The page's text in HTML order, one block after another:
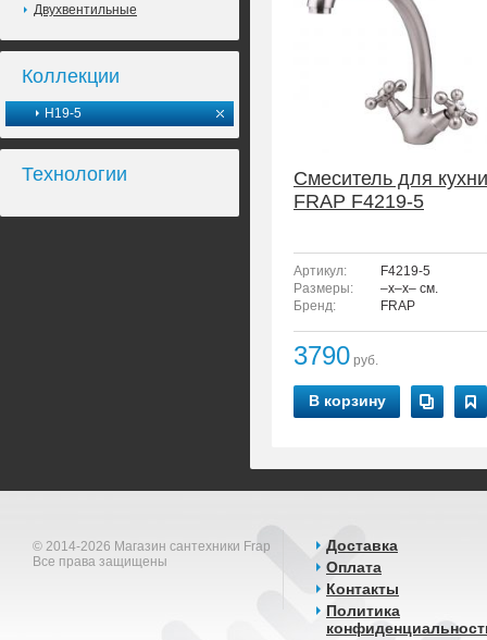
Двухвентильные
Коллекции
H19-5
Технологии
Смеситель для кухни
FRAP F4219-5
Артикул:
F4219-5
Размеры:
–x–x– см.
Бренд:
FRAP
3790 руб.
В корзину
© 2014-2026 Магазин сантехники Frap
Все права защищены
Доставка
Оплата
Контакты
Политика